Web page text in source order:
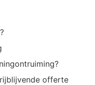
offerte